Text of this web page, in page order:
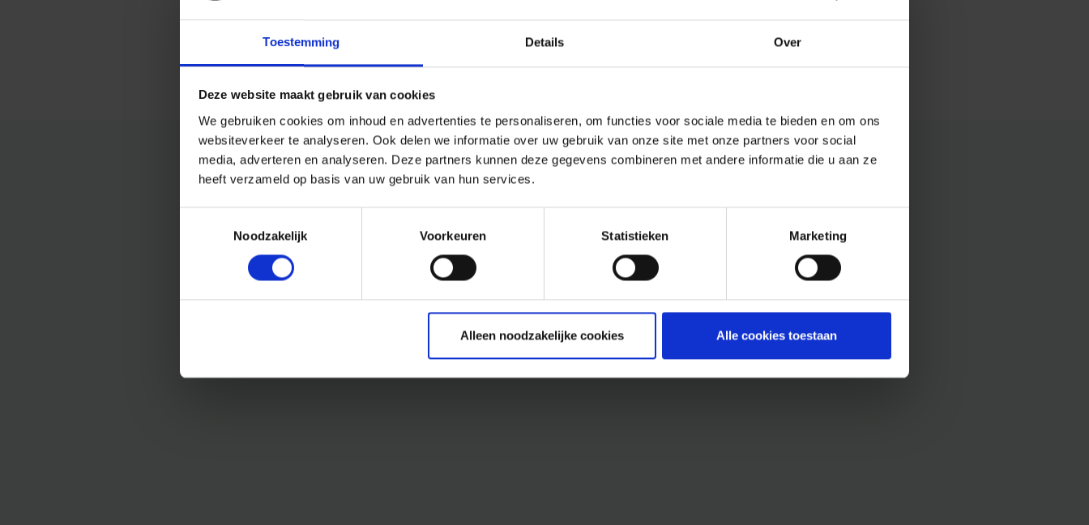
Toestemming Details Over
Deze website maakt gebruik van cookies
We gebruiken cookies om inhoud en advertenties te personaliseren, om functies voor sociale media te bieden en om ons
websiteverkeer te analyseren. Ook delen we informatie over uw gebruik van onze site met onze partners voor social
media, adverteren en analyseren. Deze partners kunnen deze gegevens combineren met andere informatie die u aan ze
heeft verzameld op basis van uw gebruik van hun services.
Noodzakelijk
Voorkeuren Statistieken Marketing
Alleen noodzakelijke cookies Alle cookies toestaan